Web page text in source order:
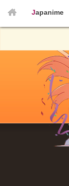
Japanime